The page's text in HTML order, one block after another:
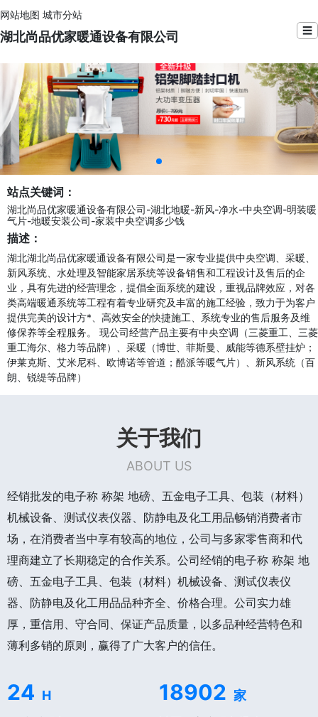
网站地图 城市分站
湖北尚品优家暖通设备有限公司 ☰
站点关键词：
湖北尚品优家暖通设备有限公司-湖北地暖-新风-净水-中央空调-明装暖
气片-地暖安装公司-家装中央空调多少钱
描述：
湖北湖北尚品优家暖通设备有限公司是一家专业提供中央空调、采暖、
新风系统、水处理及智能家居系统等设备销售和工程设计及售后的企
业，具有先进的经营理念，提倡全面系统的建设，重视品牌效应，对各
类高端暖通系统等工程有着专业研究及丰富的施工经验，致力于为客户
提供完美的设计方*、高效安全的快捷施工、系统专业的售后服务及维
修保养等全程服务。 现公司经营产品主要有中央空调（三菱重工、三菱
重工海尔、格力等品牌）、采暖（博世、菲斯曼、威能等德系壁挂炉；
伊莱克斯、艾米尼科、欧博诺等管道；酷派等暖气片）、新风系统（百
朗、锐缇等品牌）
关于我们
ABOUT US
经销批发的电子称 称架 地磅、五金电子工具、包装（材料）
机械设备、测试仪表仪器、防静电及化工用品畅销消费者市
场，在消费者当中享有较高的地位，公司与多家零售商和代
理商建立了长期稳定的合作关系。公司经销的电子称 称架 地
磅、五金电子工具、包装（材料）机械设备、测试仪表仪
器、防静电及化工用品品种齐全、价格合理。公司实力雄
厚，重信用、守合同、保证产品质量，以多品种经营特色和
薄利多销的原则，赢得了广大客户的信任。
24 H 18902 家